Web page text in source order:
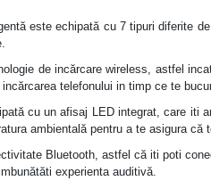
este echipată cu 7 tipuri diferite
de incărcare wireless, astfel
telefonului in timp ce te
cu un afisaj LED integrat, care
ambientală pentru a te asigura că
Bluetooth, astfel că iti poti
experienta auditivă.